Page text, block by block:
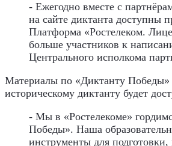
- Ежегодно вместе с
на сайте диктанта доступны
Платформа «Ростелеком.
больше участников к
Центрального исполкома
Материалы по «Диктанту Победы»
историческому диктанту будет
- Мы в «Ростелекоме»
Победы». Наша
инструменты для